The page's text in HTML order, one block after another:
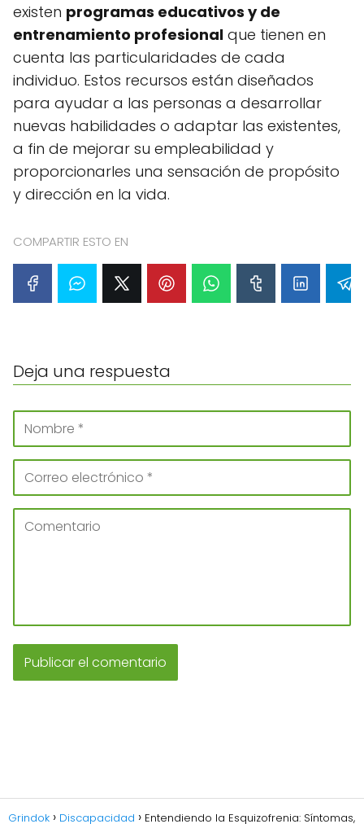
existen programas educativos y de
entrenamiento profesional que tienen en
cuenta las particularidades de cada
individuo. Estos recursos están diseñados
para ayudar a las personas a desarrollar
nuevas habilidades o adaptar las existentes,
a fin de mejorar su empleabilidad y
proporcionarles una sensación de propósito
y dirección en la vida.
COMPARTIR ESTO EN
Deja una respuesta
Grindok Discapacidad Entendiendo la Esquizofrenia: Síntomas,